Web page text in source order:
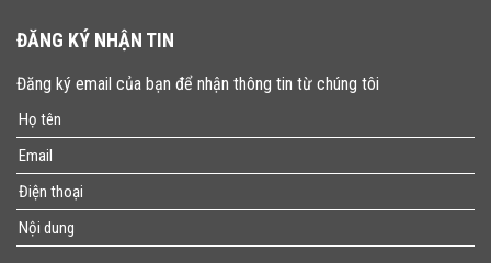
ĐĂNG KÝ NHẬN TIN
Đăng ký email của bạn để nhận thông tin từ chúng tôi